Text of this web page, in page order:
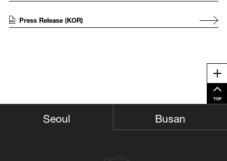
Press Release (KOR)
TOP
Seoul Busan